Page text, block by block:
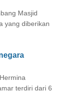
Masjid
yang diberikan
terdiri dari 6